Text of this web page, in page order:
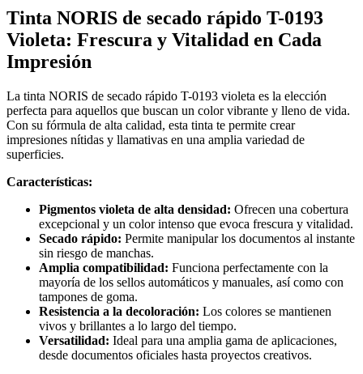
de
color
violeta
cantidad
Tinta NORIS de secado rápido T-0193
Violeta: Frescura y Vitalidad en Cada
Impresión
La tinta NORIS de secado rápido T-0193 violeta es la elección
perfecta para aquellos que buscan un color vibrante y lleno de vida.
Con su fórmula de alta calidad, esta tinta te permite crear
impresiones nítidas y llamativas en una amplia variedad de
superficies.
Características:
Pigmentos violeta de alta densidad: Ofrecen una cobertura
excepcional y un color intenso que evoca frescura y vitalidad.
Secado rápido: Permite manipular los documentos al instante
sin riesgo de manchas.
Amplia compatibilidad: Funciona perfectamente con la
mayoría de los sellos automáticos y manuales, así como con
tampones de goma.
Resistencia a la decoloración: Los colores se mantienen
vivos y brillantes a lo largo del tiempo.
Versatilidad: Ideal para una amplia gama de aplicaciones,
desde documentos oficiales hasta proyectos creativos.